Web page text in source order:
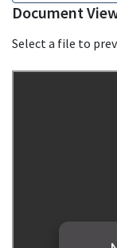
Document
Select a file to